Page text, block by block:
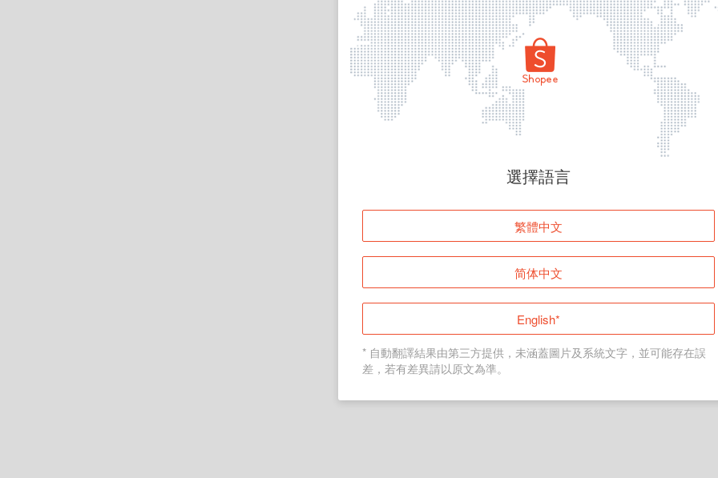
頁面無法顯示
登入
返回首頁
選擇語言
繁體中文
简体中文
English*
* 自動翻譯結果由第三方提供，未涵蓋圖片及系統文字，並可能存在誤
差，若有差異請以原文為準。